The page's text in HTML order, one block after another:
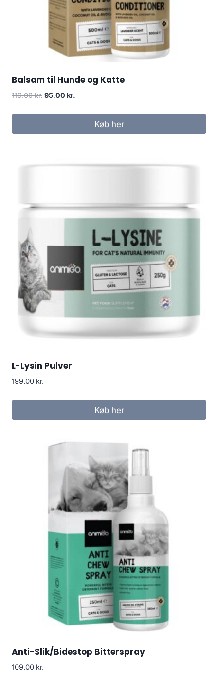
Balsam til Hunde og Katte
119.00kr. Den
pris
95.00 kr.
pris
Køb her
L-Lysin Pulver
199.00 kr.
Køb her
Anti-Slik/Bidestop Bitterspray
109.00 kr.